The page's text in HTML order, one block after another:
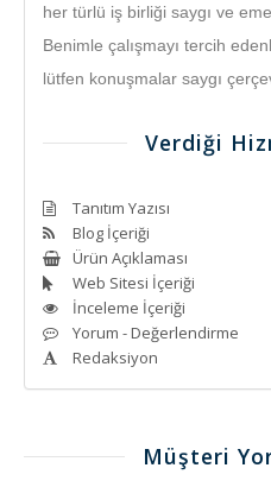
her türlü iş birliği saygı ve
Benimle çalışmayı tercih
lütfen konuşmalar saygı
Verdiği
Tanıtım Yazısı
Blog İçeriği
Ürün Açıklaması
Web Sitesi İçeriği
İnceleme İçeriği
Yorum - Değerlendirme
Redaksiyon
Müşteri